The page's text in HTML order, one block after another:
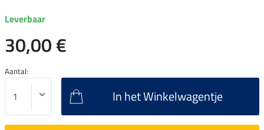
Leverbaar
30,00 €
Aantal:
In het Winkelwagentje